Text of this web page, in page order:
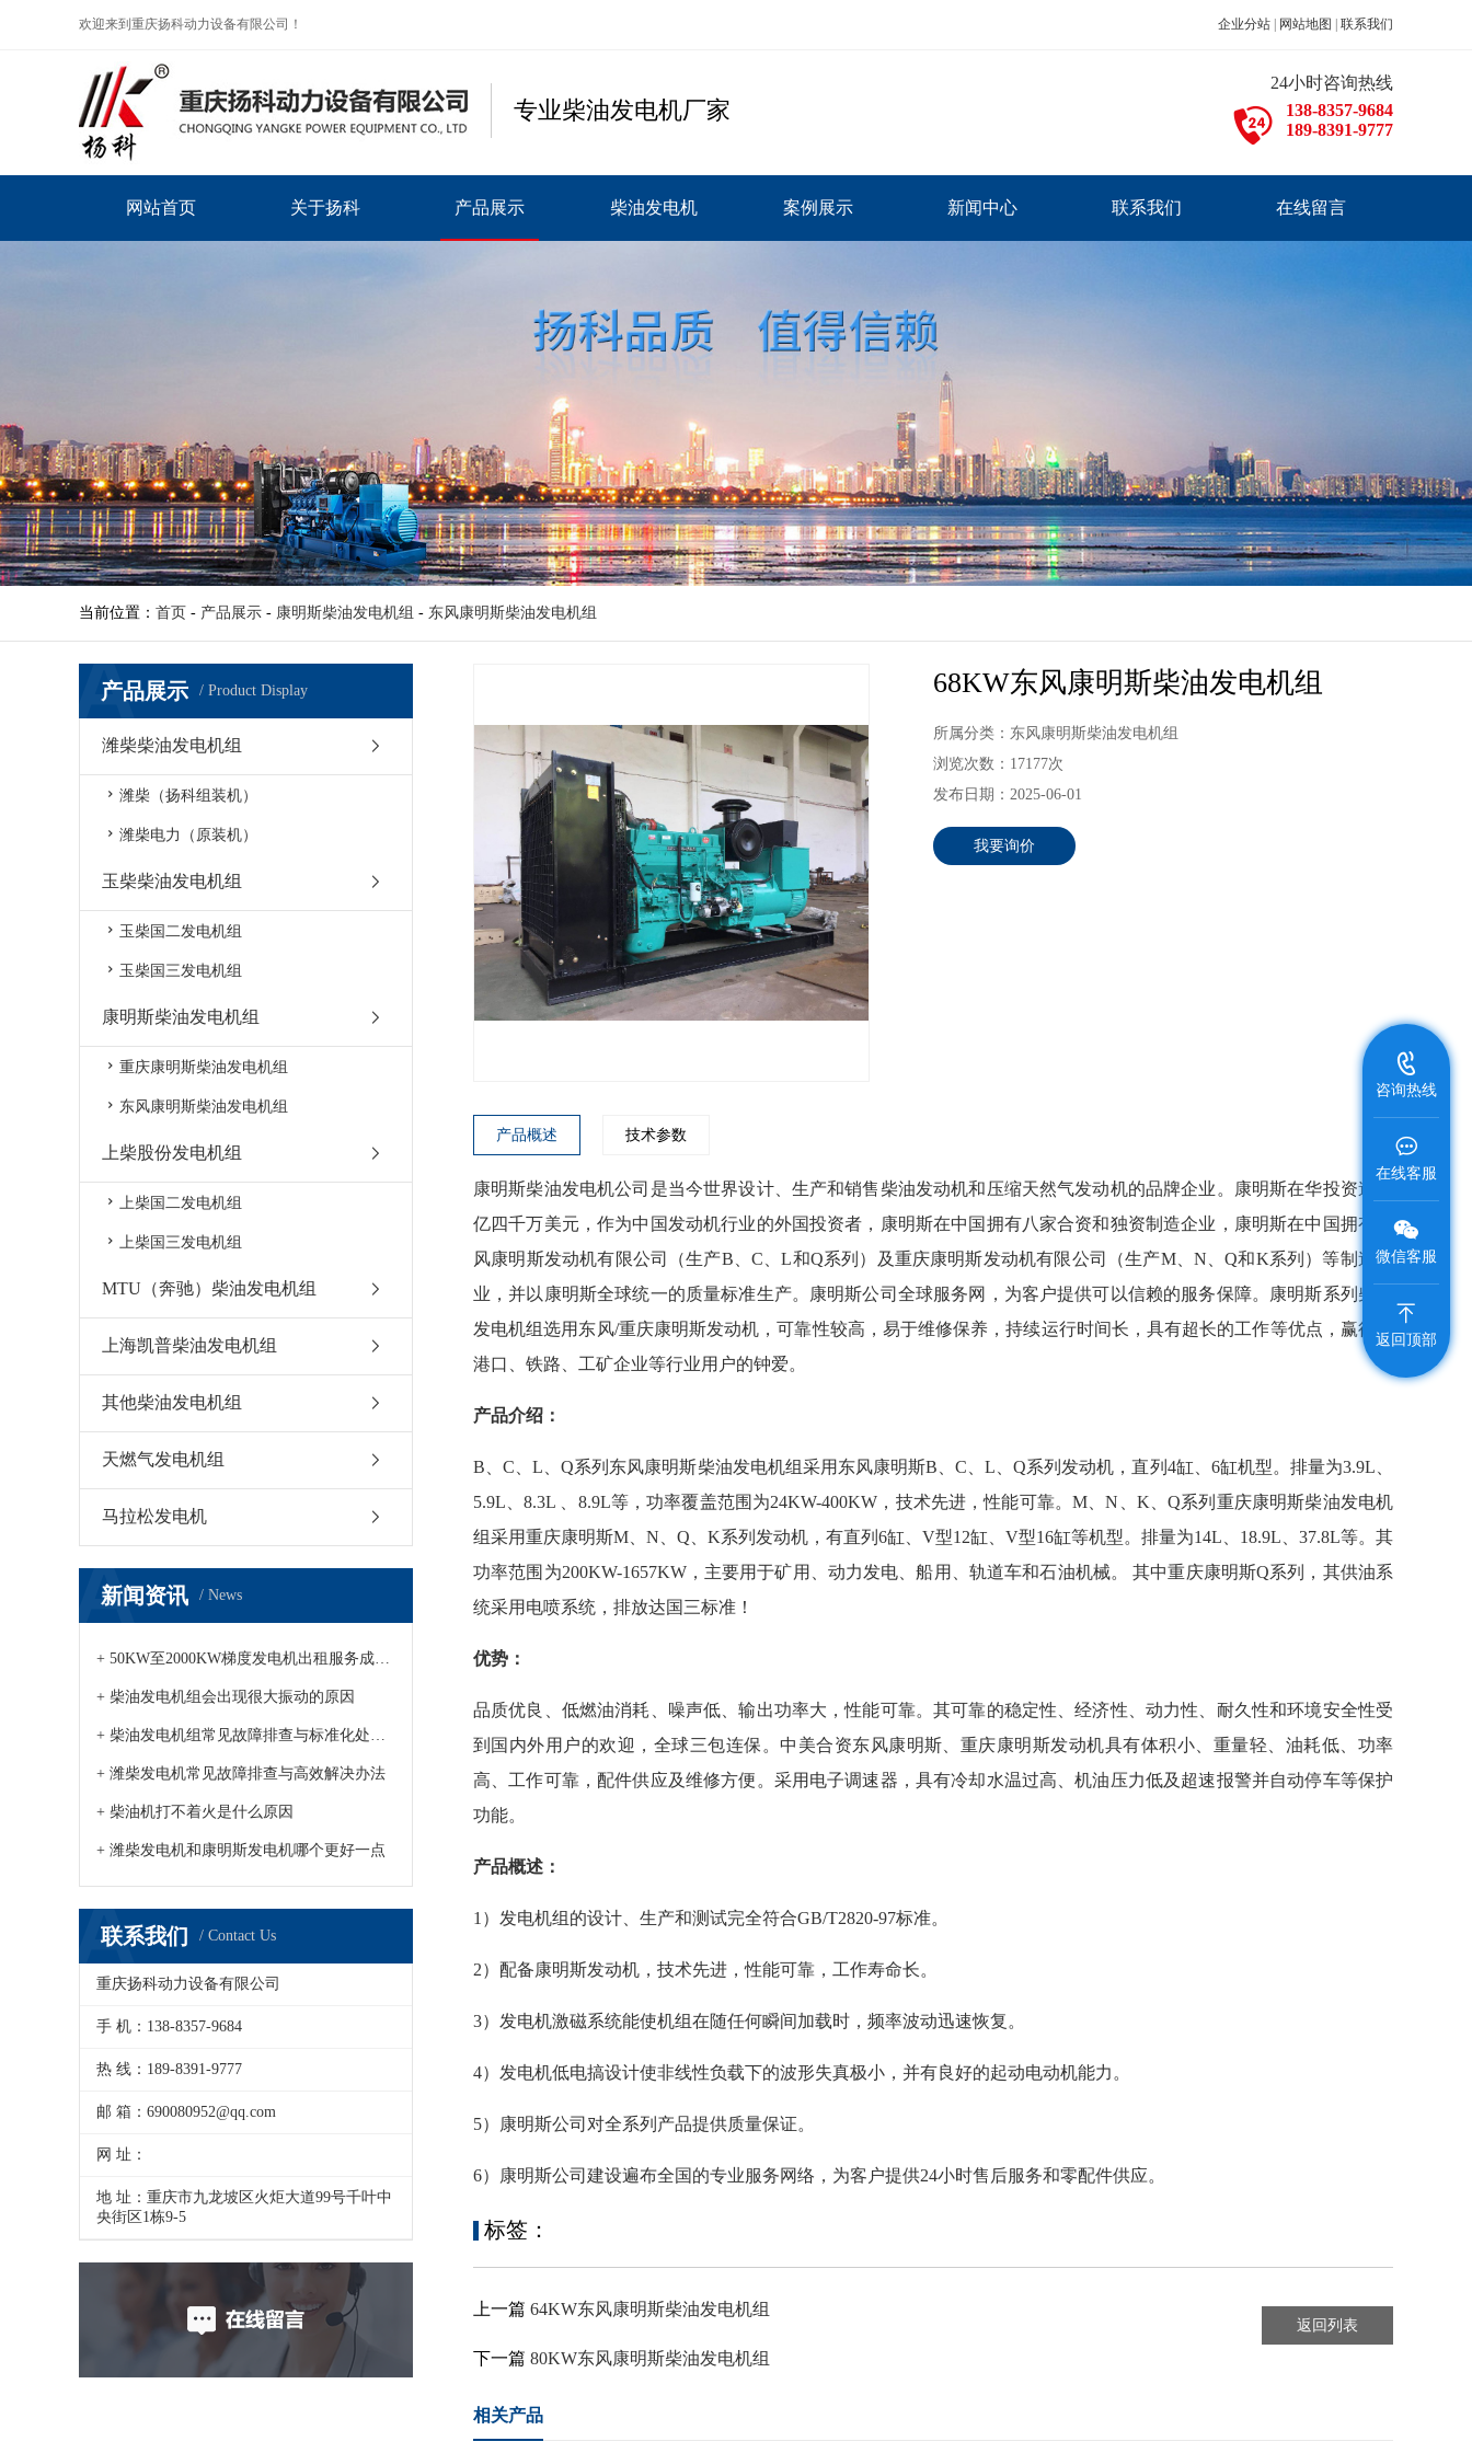
欢迎来到重庆扬科动力设备有限公司！ 企业分站 网站地图 联系我们
专业柴油发电机厂家
24小时咨询热线
138-8357-9684
189-8391-9777
网站首页 关于扬科 产品展示 柴油发电机 案例展示 新闻中心 联系我们 在线留言
当前位置： 首页 - 产品展示 - 康明斯柴油发电机组 - 东风康明斯柴油发电机组
产品展示 / Product Display
潍柴柴油发电机组
潍柴（扬科组装机）
潍柴电力（原装机）
玉柴柴油发电机组
玉柴国二发电机组
玉柴国三发电机组
康明斯柴油发电机组
重庆康明斯柴油发电机组
东风康明斯柴油发电机组
上柴股份发电机组
上柴国二发电机组
上柴国三发电机组
MTU（奔驰）柴油发电机组
上海凯普柴油发电机组
其他柴油发电机组
天燃气发电机组
马拉松发电机
新闻资讯 / News
+ 柴油发电机组会出现很大振动的原因
+ 潍柴发电机常见故障排查与高效解决办法
+ 柴油机打不着火是什么原因
+ 潍柴发电机和康明斯发电机哪个更好一点
联系我们 / Contact Us
重庆扬科动力设备有限公司
手 机：138-8357-9684
热 线：189-8391-9777
邮 箱：690080952@qq.com
网 址：
地 址：重庆市九龙坡区火炬大道99号千叶中
央街区1栋9-5
68KW东风康明斯柴油发电机组
所属分类：东风康明斯柴油发电机组
浏览次数：17177次
发布日期：2025-06-01
我要询价
产品概述 技术参数
康明斯柴油发电机公司是当今世界设计、生产和销售柴油发动机和压缩天然气发动机的品牌企业。康明斯在华投资逾一
亿四千万美元，作为中国发动机行业的外国投资者，康明斯在中国拥有八家合资和独资制造企业，康明斯在中国拥有东
风康明斯发动机有限公司（生产B、C、L和Q系列）及重庆康明斯发动机有限公司（生产M、N、Q和K系列）等制造企
业，并以康明斯全球统一的质量标准生产。康明斯公司全球服务网，为客户提供可以信赖的服务保障。康明斯系列柴油
发电机组选用东风/重庆康明斯发动机，可靠性较高，易于维修保养，持续运行时间长，具有超长的工作等优点，赢得了
港口、铁路、工矿企业等行业用户的钟爱。
产品介绍：
B、C、L、Q系列东风康明斯柴油发电机组采用东风康明斯B、C、L、Q系列发动机，直列4缸、6缸机型。排量为3.9L、
5.9L、8.3L 、8.9L等，功率覆盖范围为24KW-400KW，技术先进，性能可靠。M、N、K、Q系列重庆康明斯柴油发电机
组采用重庆康明斯M、N、Q、K系列发动机，有直列6缸、V型12缸、V型16缸等机型。排量为14L、18.9L、37.8L等。其
功率范围为200KW-1657KW，主要用于矿用、动力发电、船用、轨道车和石油机械。 其中重庆康明斯Q系列，其供油系
统采用电喷系统，排放达国三标准！
优势：
品质优良、低燃油消耗、噪声低、输出功率大，性能可靠。其可靠的稳定性、经济性、动力性、耐久性和环境安全性受
到国内外用户的欢迎，全球三包连保。中美合资东风康明斯、重庆康明斯发动机具有体积小、重量轻、油耗低、功率
高、工作可靠，配件供应及维修方便。采用电子调速器，具有冷却水温过高、机油压力低及超速报警并自动停车等保护
功能。
产品概述：
1）发电机组的设计、生产和测试完全符合GB/T2820-97标准。
2）配备康明斯发动机，技术先进，性能可靠，工作寿命长。
3）发电机激磁系统能使机组在随任何瞬间加载时，频率波动迅速恢复。
4）发电机低电搞设计使非线性负载下的波形失真极小，并有良好的起动电动机能力。
5）康明斯公司对全系列产品提供质量保证。
6）康明斯公司建设遍布全国的专业服务网络，为客户提供24小时售后服务和零配件供应。
标签：
上一篇 64KW东风康明斯柴油发电机组
下一篇 80KW东风康明斯柴油发电机组
返回列表
相关产品
咨询热线
在线客服
微信客服
返回顶部